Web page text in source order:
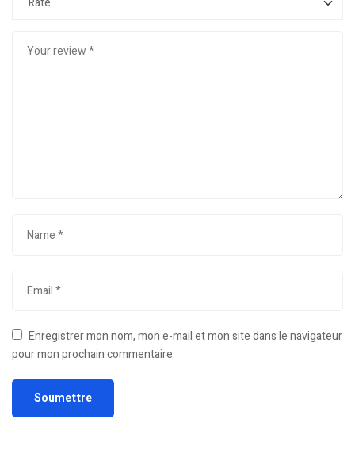
Enregistrer mon nom, mon e-mail et mon site dans le navigateur
pour mon prochain commentaire.